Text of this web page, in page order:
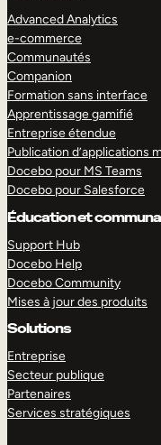
Advanced Analytics
e-commerce
Communautés
Companion
Formation sans interface
Apprentissage gamifié
Entreprise étendue
Publication d’applications
Docebo pour MS Teams
Docebo pour Salesforce
Éducation et
Support Hub
Docebo Help
Docebo Community
Mises à jour des produits
Solutions
Entreprise
Secteur publique
Partenaires
Services stratégiques